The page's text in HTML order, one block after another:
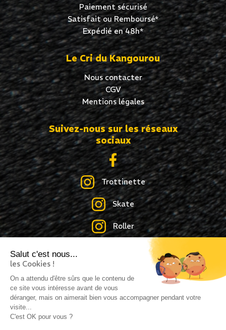
Salut c'est nous...
les Cookies !
On a attendu d'être sûrs que le contenu de
ce site vous intéresse avant de vous
déranger, mais on aimerait bien vous accompagner pendant votre
visite...
C'est OK pour vous ?
Paiement sécurisé
Satisfait ou Remboursé*
Expédié en 48h*
Le Cri du Kangourou
Nous contacter
CGV
Mentions légales
Suivez-nous sur les réseaux
sociaux
Trottinette
Skate
Roller
Création site internet : idcom-lagence.fr- Copyright
©2026 -Mentions légales